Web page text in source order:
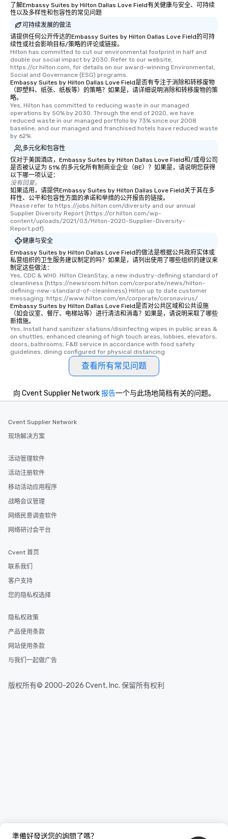
了解Embassy Suites by Hilton Dallas Love Field有关健康与安全、可持续
性以及多样性和包容性的常见问题
可持续发展的做法
请提供任何公开传达的Embassy Suites by Hilton Dallas Love Field的可持
续性或社会影响目标/策略的评论或链接。
Hilton has committed to cut our environmental footprint in half and
double our social impact by 2030. Refer to our website,
https://cr.hilton.com, for details on our award-winning Environmental,
Social and Governance (ESG) programs.
Embassy Suites by Hilton Dallas Love Field是否有专注于消除和转移废物
（即塑料、纸张、纸板等）的策略？如果是，请详细说明消除和转移废物的策
略。
Yes, Hilton has committed to reducing waste in our managed
operations by 50% by 2030. Through the end of 2020, we have
reduced waste in our managed portfolio by 73% since our 2008
baseline, and our managed and franchised hotels have reduced waste
by 62%.
多元化和包容性
仅对于美国酒店，Embassy Suites by Hilton Dallas Love Field和/或母公司
是否被认证为 51% 的多元化所有制商业企业（BE）？如果是，请说明您获得
以下哪一项认证：
没有回复。
如果适用，请提供Embassy Suites by Hilton Dallas Love Field关于其在多
样性、公平和包容性方面的承诺和举措的公开报告的链接。
Please refer to https://jobs.hilton.com/diversity and our annual
Supplier Diversity Report (https://cr.hilton.com/wp-
content/uploads/2021/03/Hilton-2020-Supplier-Diversity-
Report.pdf).
健康与安全
Embassy Suites by Hilton Dallas Love Field的做法是根据公共政府实体或
私营组织的卫生服务建议制定的吗？如果是，请列出使用了哪些组织的建议来
制定这些做法：
Yes, CDC & WHO. Hilton CleanStay, a new industry-defining standard of
cleanliness (https://newsroom.hilton.com/corporate/news/hilton-
defining-new-standard-of-cleanliness) Hilton up to date customer
messaging: https://www.hilton.com/en/corporate/coronavirus/
Embassy Suites by Hilton Dallas Love Field是否对公共区域和公共设施
（如会议室、餐厅、电梯站等）进行清洁和消毒？如果是，请说明采取了哪些
新措施。
Yes, Install hand sanitizer stations/disinfecting wipes in public areas &
on shuttles; enhanced cleaning of high touch areas, lobbies, elevators,
doors, bathrooms; F&B service in accordance with food safety
guidelines, dining configured for physical distancing
查看所有常见问题
準備好發送您的詢問了嗎？
向 Cvent Supplier Network报告一个与此场地简档有关的问题。
Cvent Supplier Network
现场解决方案
活动管理软件
活动注册软件
移动活动应用程序
战略会议管理
网络民意调查软件
网络研讨会平台
Cvent 首页
联系我们
客户支持
您的隐私权选择
隐私权政策
产品使用条款
网站使用条款
与我们一起做广告
版权所有© 2000-2026 Cvent, Inc. 保留所有权利